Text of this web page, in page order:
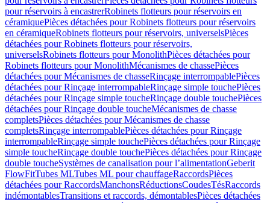
pour réservoirs à encastrerRobinets flotteurs pour réservoirs en
céramiquePièces détachées pour Robinets flotteurs pour réservoirs
en céramiqueRobinets flotteurs pour réservoirs, universelsPièces
détachées pour Robinets flotteurs pour réservoirs,
universelsRobinets flotteurs pour MonolithPièces détachées pour
Robinets flotteurs pour MonolithMécanismes de chassePièces
détachées pour Mécanismes de chasseRinçage interrompablePièces
détachées pour Rinçage interrompableRinçage simple touchePièces
détachées pour Rinçage simple toucheRinçage double touchePièces
détachées pour Rinçage double toucheMécanismes de chasse
completsPièces détachées pour Mécanismes de chasse
completsRinçage interrompablePièces détachées pour Rinçage
interrompableRinçage simple touchePièces détachées pour Rinçage
simple toucheRinçage double touchePièces détachées pour Rinçage
double toucheSystèmes de canalisation pour l’alimentationGeberit
FlowFitTubes MLTubes ML pour chauffageRaccordsPièces
détachées pour RaccordsManchonsRéductionsCoudesTésRaccords
indémontablesTransitions et raccords, démontablesPièces détachées